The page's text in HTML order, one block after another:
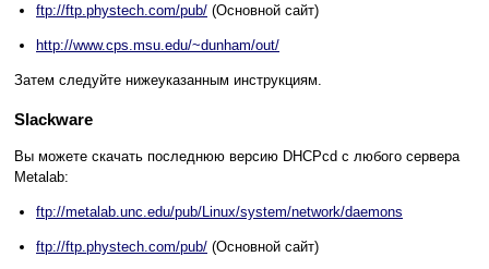
ftp://ftp.phystech.com/pub/ (Основной сайт)
http://www.cps.msu.edu/~dunham/out/
Затем следуйте нижеуказанным инструкциям.
Slackware
Вы можете скачать последнюю версию DHCPcd с любого сервера
Metalab:
ftp://metalab.unc.edu/pub/Linux/system/network/daemons
ftp://ftp.phystech.com/pub/ (Основной сайт)